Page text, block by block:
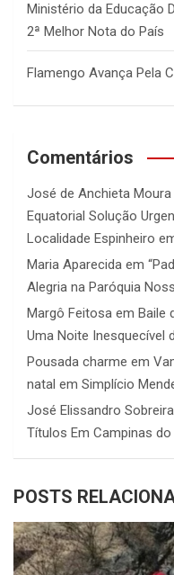
Ministério da Educação
2ª Melhor Nota do País
Flamengo Avança Pela
Comentários
José de Anchieta Moura
Equatorial Solução
Localidade Espinheiro
Maria Aparecida em
Alegria na Paróquia
Margô Feitosa em Baile
Uma Noite Inesquecível
Pousada charme em
natal em Simplício
José Elissandro Sobreira
Títulos Em Campinas do
POSTS